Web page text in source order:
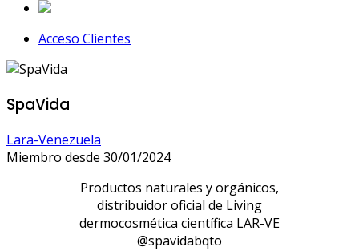
Acceso Clientes
SpaVida
Lara-Venezuela
Miembro desde 30/01/2024
Productos naturales y orgánicos,
distribuidor oficial de Living
dermocosmética científica LAR-VE
@spavidabqto